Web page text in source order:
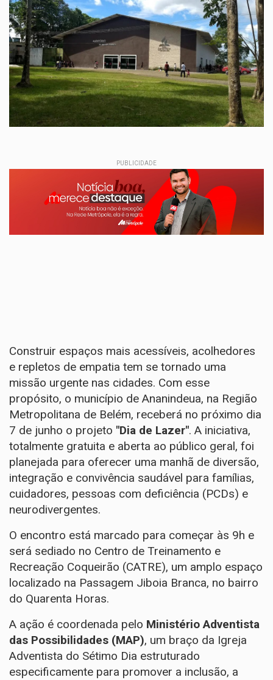
PUBLICIDADE
Construir espaços mais acessíveis, acolhedores
e repletos de empatia tem se tornado uma
missão urgente nas cidades. Com esse
propósito, o município de Ananindeua, na Região
Metropolitana de Belém, receberá no próximo dia
7 de junho o projeto "Dia de Lazer". A iniciativa,
totalmente gratuita e aberta ao público geral, foi
planejada para oferecer uma manhã de diversão,
integração e convivência saudável para famílias,
cuidadores, pessoas com deficiência (PCDs) e
neurodivergentes.
​O encontro está marcado para começar às 9h e
será sediado no Centro de Treinamento e
Recreação Coqueirão (CATRE), um amplo espaço
localizado na Passagem Jiboia Branca, no bairro
do Quarenta Horas.
​A ação é coordenada pelo Ministério Adventista
das Possibilidades (MAP), um braço da Igreja
Adventista do Sétimo Dia estruturado
especificamente para promover a inclusão, a